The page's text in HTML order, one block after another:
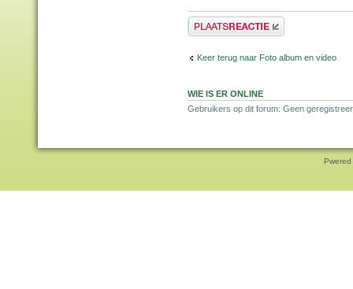
Plaats een reactie
Keer terug naar Foto album en video
WIE IS ER ONLINE
Gebruikers op dit forum: Geen